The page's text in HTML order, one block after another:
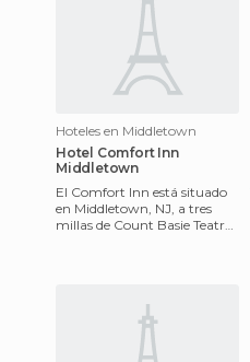
Hoteles en Middletown
Hotel Comfort Inn
Middletown
El Comfort Inn está situado
en Middletown, NJ, a tres
millas de Count Basie Teatro,